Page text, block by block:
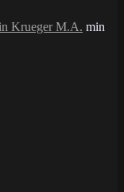
Krueger M.A. min